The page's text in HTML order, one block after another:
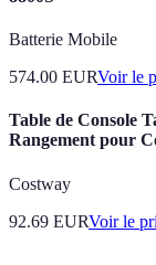
Batterie Mobile
574.00 EURVoir le
Table de Console
Rangement pour
Costway
92.69 EURVoir le